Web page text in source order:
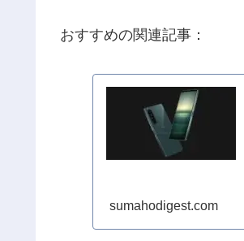
おすすめの関連記事：
sumahodigest.com